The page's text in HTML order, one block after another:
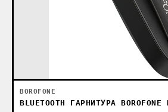
BOROFONE
BLUETOOTH ГАРНИТУРА